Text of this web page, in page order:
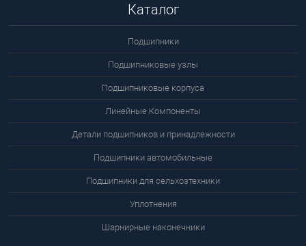
Каталог
Подшипники
Подшипниковые узлы
Подшипниковые корпуса
Линейные Компоненты
Детали подшипников и принадлежности
Подшипники автомобильные
Подшипники для сельхозтехники
Уплотнения
Шарнирные наконечники